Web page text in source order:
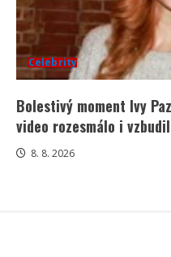
Celebrity
Bolestivý moment Ivy
video rozesmálo i
8. 8. 2026